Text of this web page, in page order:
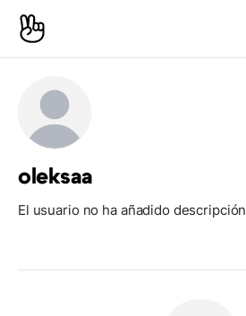
oleksaa
El usuario no ha añadido descripción